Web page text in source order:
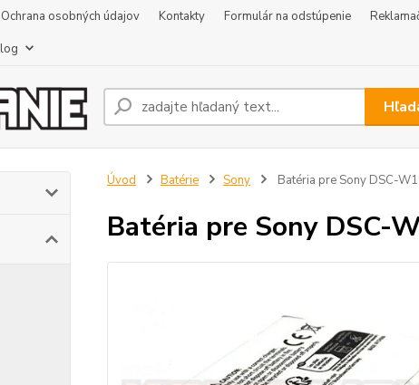
Ochrana osobných údajov Kontakty Formulár na odstúpenie
Úvod Batérie Sony Batéria pre Sony DSC-
Batéria pre Sony DSC-